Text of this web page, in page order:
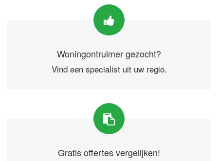
Woningontruimer gezocht?
Vind een specialist uit uw regio.
Gratis offertes vergelijken!